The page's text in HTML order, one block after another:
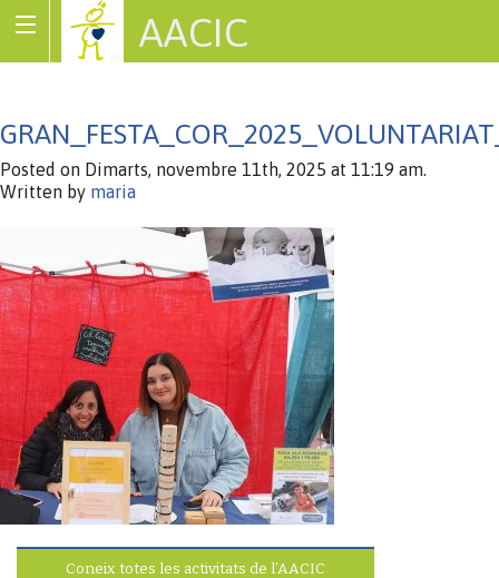
AACIC
Posted on Dimarts, novembre 11th, 2025 at 11:19 am.
Written by maria
Coneix totes les activitats de l’AACIC